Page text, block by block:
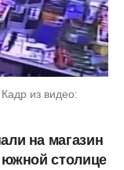
из видео:
на магазин
южной столице